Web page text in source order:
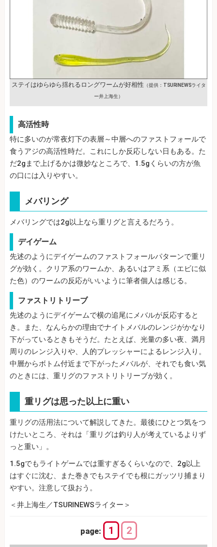
ステイはゆらゆら揺れるロングワームが好相性 （提供：TSURINEWSライタ
ー井上海生）
高活性時
特に多いのが常夜灯下の表層～中層へのファストフォールで
食うアジの高活性時だ。これにしか反応しない日もある。た
だ2gまで上げるかは微妙なところで、1.5gくらいの方が魚
の口には入りやすい。
メバリング
メバリングでは2g以上なら重リグと言えるだろう。
デイゲーム
先述のようにデイゲームのファストフォールパターンで重リ
グが効く。クリア系のワームか、あるいはアミ系（エビに似
た色）のワームの反応がいいように筆者個人は感じる。
ファストリトリーブ
先述のようにデイゲームで横の追尾にメバルが反応すると
き。また、なんらかの理由でナイトメバルのレンジがかなり
下がっているときもそうだ。たとえば、光量の多い夜、満月
周りのレンジ入りや、人的プレッシャーによるレンジ入り。
中層からボトム付近まで下がったメバルが、それでも食い気
のときには、重リグのファストリトリーブが効く。
重リグは思った以上に重い
重リグの活用法について解説してきた。最後にひとつ気をつ
けたいところ、それは「重リグは釣り人が考えているよりず
っと重い」。
1.5gでもライトゲームでは重すぎるくらいなので、2g以上
はすぐに沈む、また巻きでもステイでも根にガッツリ捕まり
やすい。注意して扱おう。
＜井上海生／TSURINEWSライター＞
page: 1 2